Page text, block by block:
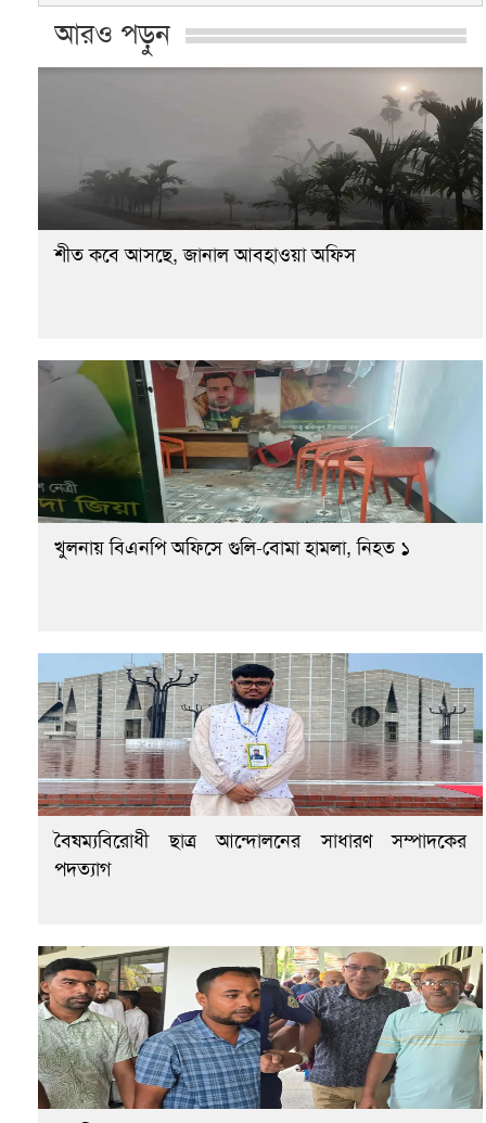
আরও পড়ুন
শীত কবে আসছে, জানাল আবহাওয়া অফিস
খুলনায় বিএনপি অফিসে গুলি-বোমা হামলা, নিহত ১
বৈষম্যবিরোধী ছাত্র আন্দোলনের সাধারণ সম্পাদকের
পদত্যাগ